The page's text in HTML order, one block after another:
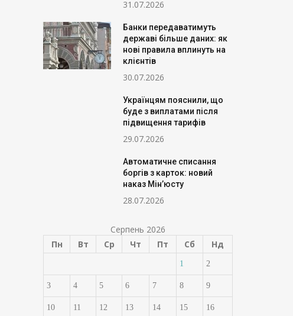
31.07.2026
Банки передаватимуть
державі більше даних: як
нові правила вплинуть на
клієнтів
30.07.2026
Українцям пояснили, що
буде з виплатами після
підвищення тарифів
29.07.2026
Автоматичне списання
боргів з карток: новий
наказ Мін’юсту
28.07.2026
Серпень 2026
Пн
Вт Ср Чт Пт Сб Нд
1 2
3 4 5 6 7 8 9
10 11 12 13 14 15 16